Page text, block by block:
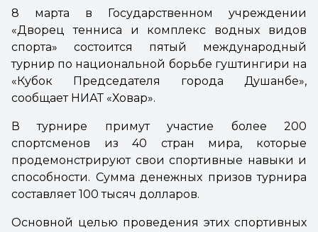
8 марта в Государственном учреждении
«Дворец тенниса и комплекс водных видов
спорта» состоится пятый международный
турнир по национальной борьбе гуштингири на
«Кубок Председателя города Душанбе»,
сообщает НИАТ «Ховар».
В турнире примут участие более 200
спортсменов из 40 стран мира, которые
продемонстрируют свои спортивные навыки и
способности. Сумма денежных призов турнира
составляет 100 тысяч долларов.
Основной целью проведения этих спортивных